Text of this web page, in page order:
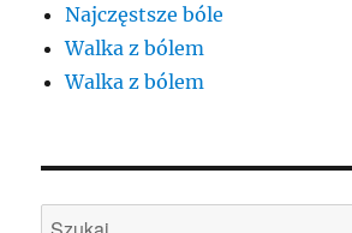
Najczęstsze bóle
Walka z bólem
Walka z bólem
Szukaj: